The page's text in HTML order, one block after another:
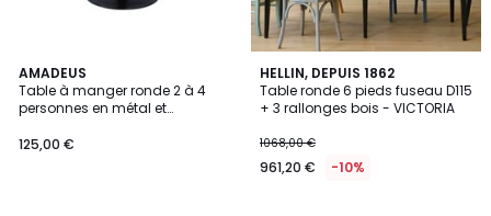
AMADEUS
Table à manger ronde 2 à 4
personnes en métal et
125,00 €
1
/
5
HELLIN, DEPUIS 1862
Table ronde 6 pieds fuseau D115
+ 3 rallonges bois - VICTORIA
1068,00 €
961,20 € -10%
4,3
/ 5
3
Couleurs